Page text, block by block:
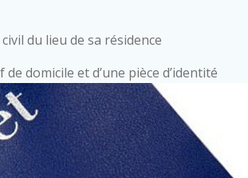
civil du lieu de sa résidence
de domicile et d’une pièce d’identité